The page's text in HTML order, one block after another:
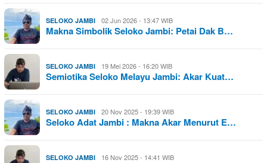
SELOKO JAMBI 02 Jun 2026 - 13:47 WIB
Makna Simbolik Seloko Jambi: Petai Dak B…
SELOKO JAMBI 19 Mei 2026 - 16:20 WIB
Semiotika Seloko Melayu Jambi: Akar Kuat…
SELOKO JAMBI 20 Nov 2025 - 19:39 WIB
Seloko Adat Jambi : Makna Akar Menurut E…
SELOKO JAMBI 16 Nov 2025 - 14:41 WIB